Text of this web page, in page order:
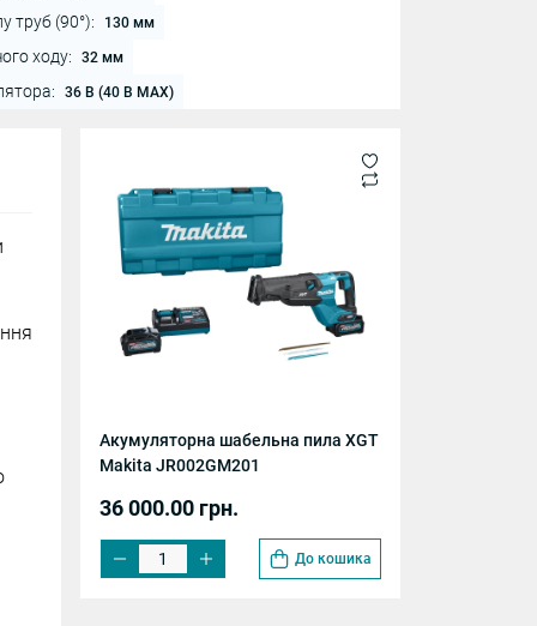
труб (90°): 130 мм
ходу: 32 мм
36 В (40 В MAX)
Акумуляторна шабельна пила XGT
Makita JR002GM201
36 000.00 грн.
До кошика